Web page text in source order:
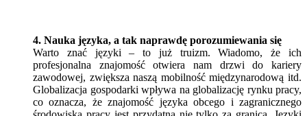
4. Nauka języka, a tak naprawdę porozumiewania się
Warto znać języki – to już truizm. Wiadomo, że ich
profesjonalna znajomość otwiera nam drzwi do kariery
zawodowej, zwiększa naszą mobilność międzynarodową itd.
Globalizacja gospodarki wpływa na globalizację rynku pracy,
co oznacza, że znajomość języka obcego i zagranicznego